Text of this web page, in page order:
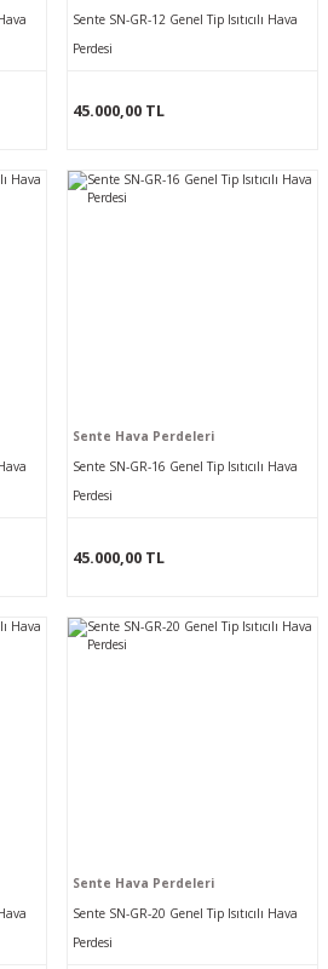
Sente SN-GR-12 Genel Tip Isıtıcılı Hava
Perdesi
45.000,00 TL
Sente Hava Perdeleri
Sente SN-GR-16 Genel Tip Isıtıcılı Hava
Perdesi
45.000,00 TL
Sente Hava Perdeleri
Sente SN-GR-20 Genel Tip Isıtıcılı Hava
Perdesi